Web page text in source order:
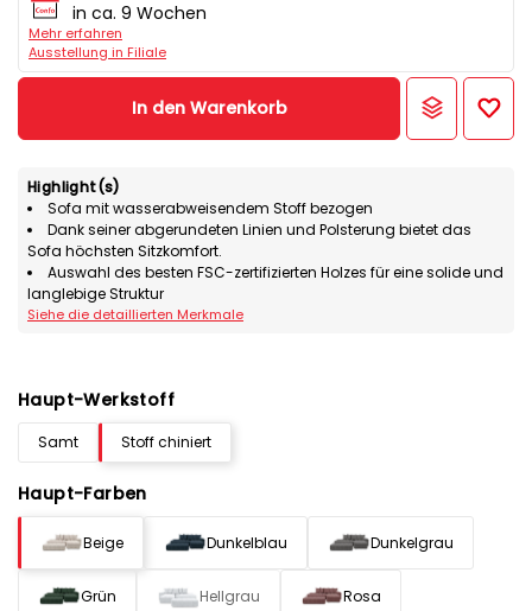
in ca. 9 Wochen
Mehr erfahren
Ausstellung in Filiale
In den Warenkorb
Highlight(s)
Sofa mit wasserabweisendem Stoff bezogen
Dank seiner abgerundeten Linien und Polsterung bietet das
Sofa höchsten Sitzkomfort.
Auswahl des besten FSC-zertifizierten Holzes für eine solide und
langlebige Struktur
Siehe die detaillierten Merkmale
Haupt-Werkstoff
Samt Stoff chiniert
Haupt-Farben
Beige Dunkelblau Dunkelgrau
Grün Hellgrau Rosa